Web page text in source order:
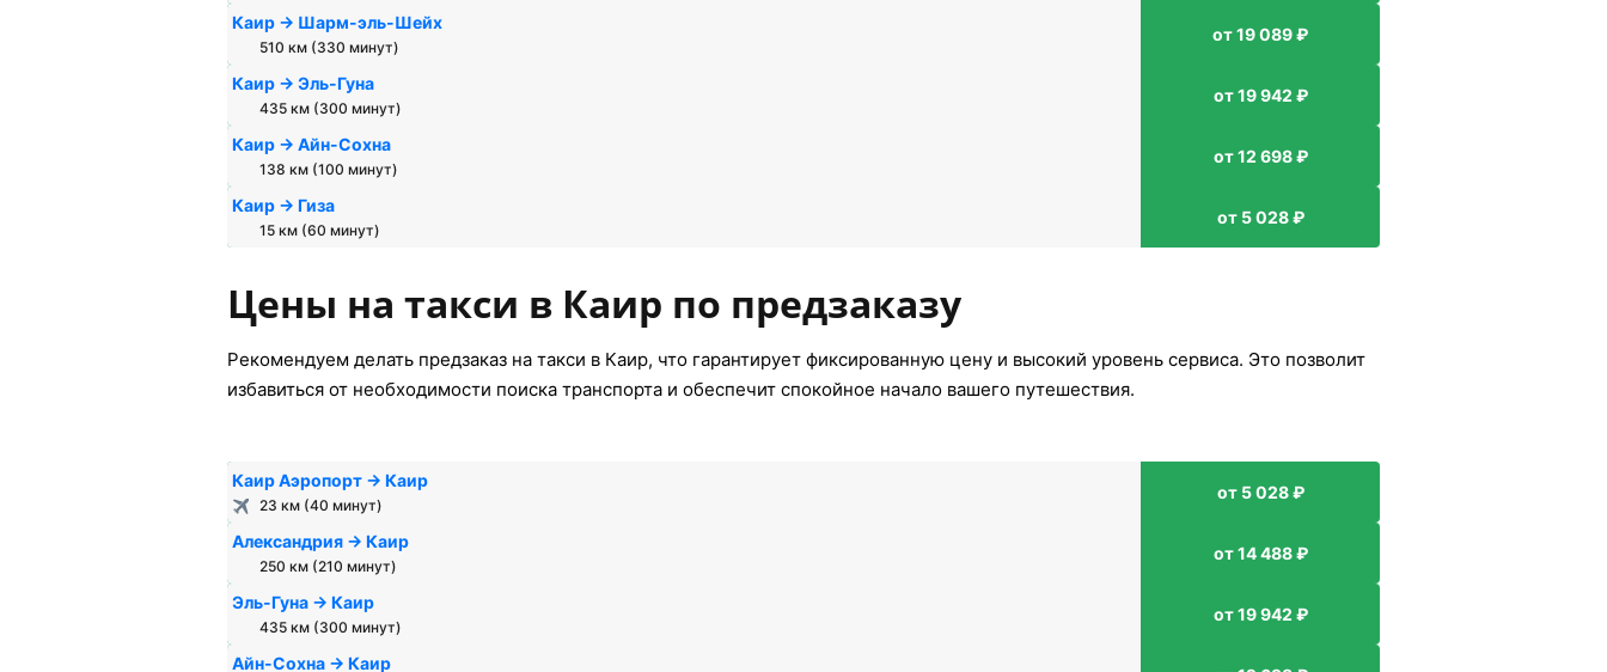
Каир → Шарм-эль-Шейх
510 км (330 минут)
от 19 089 ₽
Каир → Эль-Гуна
435 км (300 минут)
от 19 942 ₽
Каир → Айн-Сохна
138 км (100 минут)
от 12 698 ₽
Каир → Гиза
15 км (60 минут)
от 5 028 ₽
Цены на такси в Каир по предзаказу
Рекомендуем делать предзаказ на такси в Каир, что гарантирует фиксированную цену и высокий уровень сервиса. Это позволит
избавиться от необходимости поиска транспорта и обеспечит спокойное начало вашего путешествия.
Каир Аэропорт → Каир
23 км (40 минут)
от 5 028 ₽
Александрия → Каир
250 км (210 минут)
от 14 488 ₽
Эль-Гуна → Каир
435 км (300 минут)
от 19 942 ₽
Айн-Сохна → Каир